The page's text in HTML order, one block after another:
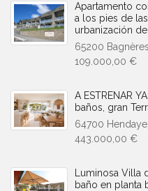
Apartamento
a los pies de
urbanización
65200
109.000,00 €
A ESTRENAR
baños, gran
64700
443.000,00 €
Luminosa
baño en planta